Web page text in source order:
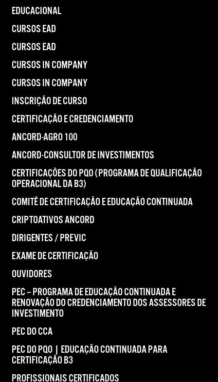
EDUCACIONAL
CURSOS EAD
CURSOS EAD
CURSOS IN COMPANY
CURSOS IN COMPANY
INSCRIÇÃO DE CURSO
CERTIFICAÇÃO E CREDENCIAMENTO
ANCORD-AGRO 100
ANCORD-CONSULTOR DE INVESTIMENTOS
CERTIFICAÇÕES DO PQO (PROGRAMA DE QUALIFICAÇÃO
OPERACIONAL DA B3)
COMITÊ DE CERTIFICAÇÃO E EDUCAÇÃO CONTINUADA
CRIPTOATIVOS ANCORD
DIRIGENTES / PREVIC
EXAME DE CERTIFICAÇÃO
OUVIDORES
PEC – PROGRAMA DE EDUCAÇÃO CONTINUADA E
RENOVAÇÃO DO CREDENCIAMENTO DOS ASSESSORES DE
INVESTIMENTO
PEC DO CCA
PEC DO PQO | EDUCAÇÃO CONTINUADA PARA
CERTIFICAÇÃO B3
PROFISSIONAIS CERTIFICADOS